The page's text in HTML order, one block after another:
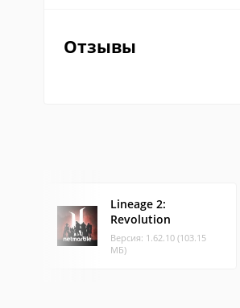
Отзывы
Lineage 2:
Revolution
Версия: 1.62.10 (103.15
МБ)